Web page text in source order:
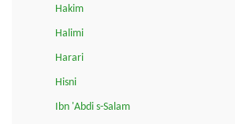
Hakim
Halimi
Harari
Hisni
Ibn 'Abdi s-Salam